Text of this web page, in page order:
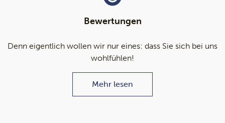
Bewertungen
Denn eigentlich wollen wir nur eines: dass Sie sich bei uns
wohlfühlen!
Mehr lesen